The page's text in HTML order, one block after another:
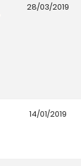
28/03/2019
14/01/2019